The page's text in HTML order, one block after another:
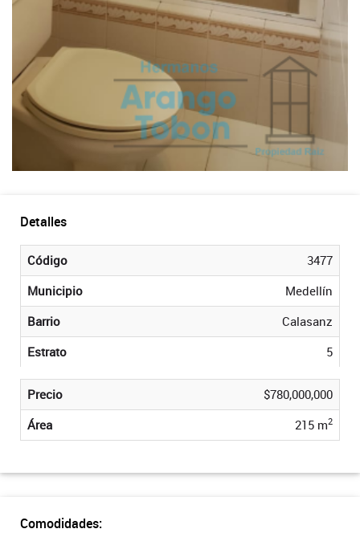
Detalles
Código
3477
Municipio
Medellín
Barrio
Calasanz
Estrato
5
Precio
$780,000,000
Área
215 m2
Comodidades: